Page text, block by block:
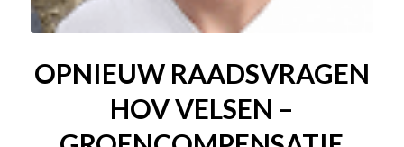
OPNIEUW RAADSVRAGEN
HOV VELSEN –